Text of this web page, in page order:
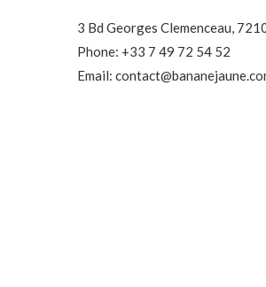
3 Bd Georges Clemenceau,
Phone: +33 7 49 72 54 52
Email: